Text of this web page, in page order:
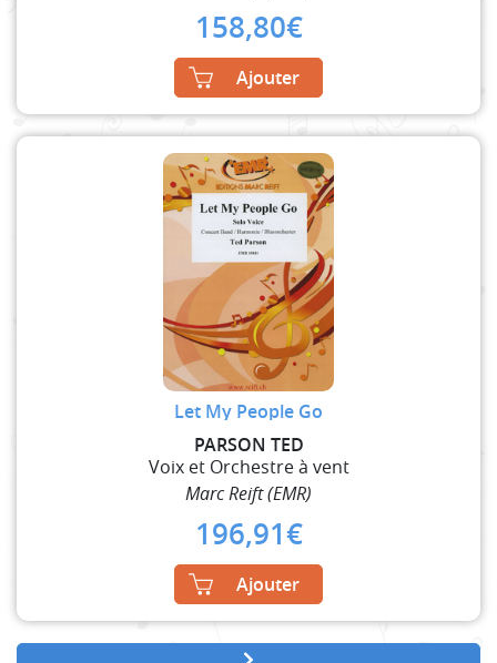
158,80€
Ajouter
Let My People Go
PARSON TED
Voix et Orchestre à vent
Marc Reift (EMR)
196,91€
Ajouter